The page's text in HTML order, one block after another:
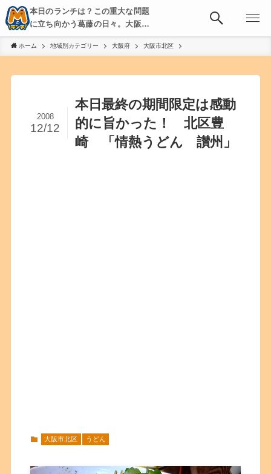
本日のランチは？この重大な問題
に立ち向かう葛藤の日々。大阪・
京都・神戸を中心とした食べ歩
き、飲み歩きを綴る。
ホーム 地域別カテゴリー 大阪府 大阪市北区
本日最終の期間限定は感動
的に旨かった！ 北区豊
崎 「情熱うどん 讃州」
2008
12/12
大阪市北区 うどん